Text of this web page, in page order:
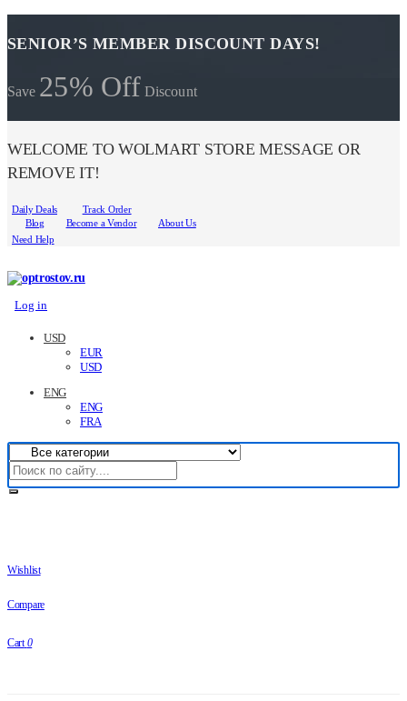
SENIOR’S MEMBER DISCOUNT DAYS!
Save 25% Off Discount
WELCOME TO WOLMART STORE MESSAGE OR
REMOVE IT!
Daily Deals
Track Order
Blog
Become a Vendor
About Us
Need Help
Log in
USD
EUR
USD
ENG
ENG
FRA
Wishlist
Compare
Cart 0